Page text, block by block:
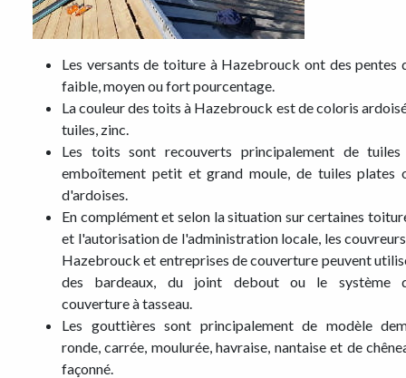
Les versants de toiture à Hazebrouck ont des pentes
faible, moyen ou fort pourcentage.
La couleur des toits à Hazebrouck est de coloris
tuiles, zinc.
Les toits sont recouverts principalement de
emboîtement petit et grand moule, de tuiles plates
d'ardoises.
En complément et selon la situation sur certaines
et l'autorisation de l'administration locale, les
Hazebrouck et entreprises de couverture peuvent
des bardeaux, du joint debout ou le système
couverture à tasseau.
Les gouttières sont principalement de modèle
ronde, carrée, moulurée, havraise, nantaise et de
façonné.